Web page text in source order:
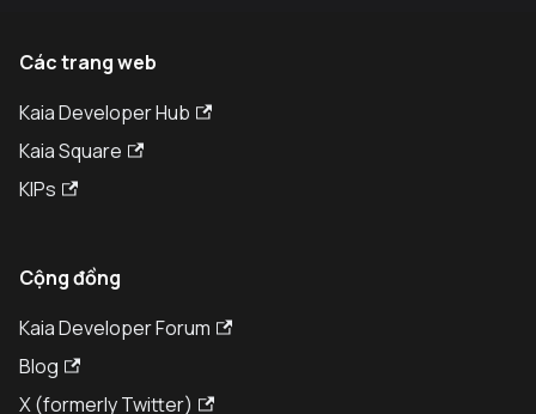
Các trang web
Kaia Developer Hub
Kaia Square
KIPs
Cộng đồng
Kaia Developer Forum
Blog
X (formerly Twitter)